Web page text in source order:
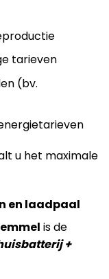
tarieven
(bv.
u het maximale
en laadpaal
is de
+